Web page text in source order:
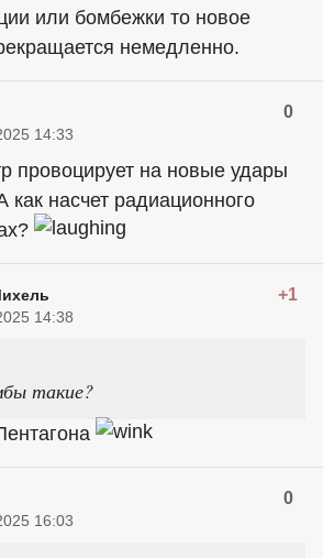
или бомбежки то новое
немедленно.
0
14:33
провоцирует на новые удары
насчет радиационного
+1
14:38
такие?
0
16:03